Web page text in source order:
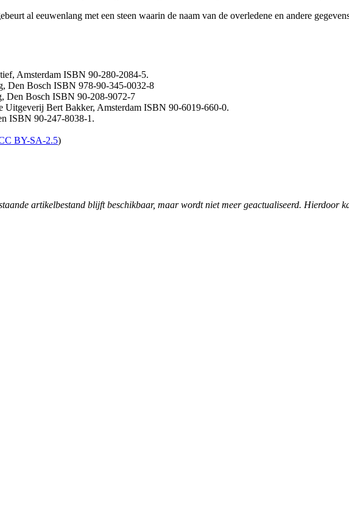
al eeuwenlang met een steen waarin de naam van de overledene en andere
Amsterdam ISBN 90-280-2084-5.
Den Bosch ISBN 978-90-345-0032-8
Den Bosch ISBN 90-208-9072-7
Bert Bakker, Amsterdam ISBN 90-6019-660-0.
ISBN 90-247-8038-1.
BY-SA-2.5)
artikelbestand blijft beschikbaar, maar wordt niet meer geactualiseerd. Hierdoor